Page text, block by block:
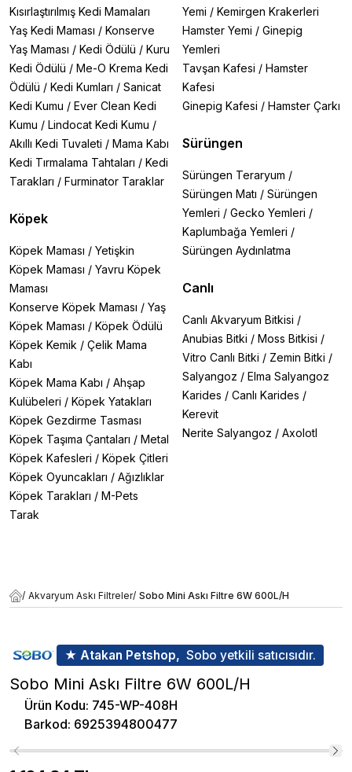
Kısırlaştırılmış Kedi Mamaları
Yaş Kedi Maması / Konserve
Yaş Maması / Kedi Ödülü / Kuru
Kedi Ödülü / Me-O Krema Kedi
Ödülü / Kedi Kumları / Sanicat
Kedi Kumu / Ever Clean Kedi
Kumu / Lindocat Kedi Kumu /
Akıllı Kedi Tuvaleti / Mama Kabı
Kedi Tırmalama Tahtaları / Kedi
Tarakları / Furminator Taraklar
Köpek
Köpek Maması / Yetişkin
Köpek Maması / Yavru Köpek
Maması
Konserve Köpek Maması / Yaş
Köpek Maması / Köpek Ödülü
Köpek Kemik / Çelik Mama
Kabı
Köpek Mama Kabı / Ahşap
Kulübeleri / Köpek Yatakları
Köpek Gezdirme Tasması
Köpek Taşıma Çantaları / Metal
Köpek Kafesleri / Köpek Çitleri
Köpek Oyuncakları / Ağızlıklar
Köpek Tarakları / M-Pets
Tarak
Yemi / Kemirgen Krakerleri
Hamster Yemi / Ginepig
Yemleri
Tavşan Kafesi / Hamster
Kafesi
Ginepig Kafesi / Hamster Çarkı
Sürüngen
Sürüngen Teraryum /
Sürüngen Matı / Sürüngen
Yemleri / Gecko Yemleri /
Kaplumbağa Yemleri /
Sürüngen Aydınlatma
Canlı
Canlı Akvaryum Bitkisi /
Anubias Bitki / Moss Bitkisi /
Vitro Canlı Bitki / Zemin Bitki /
Salyangoz / Elma Salyangoz
Karides / Canlı Karides /
Kerevit
Nerite Salyangoz / Axolotl
/ Akvaryum Askı Filtreler/ Sobo Mini Askı Filtre 6W 600L/H
★ Atakan Petshop, Sobo yetkili satıcısıdır.
Sobo Mini Askı Filtre 6W 600L/H
Ürün Kodu: 745-WP-408H
Barkod: 6925394800477